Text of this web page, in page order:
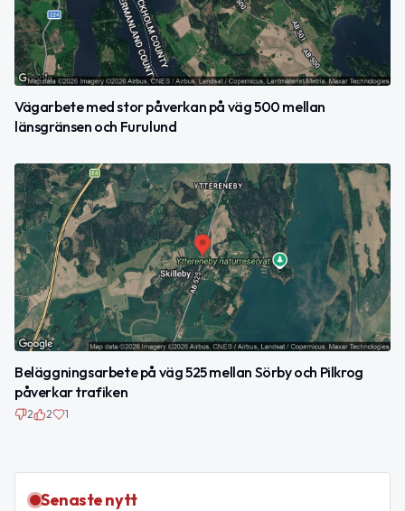
Vägarbete med stor påverkan på väg 500 mellan
länsgränsen och Furulund
Beläggningsarbete på väg 525 mellan Sörby och Pilkrog
påverkar trafiken
2 2 1
Senaste nytt